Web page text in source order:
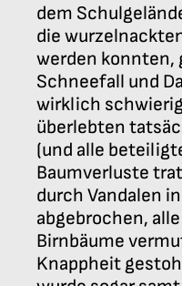
dem
die
werden konnten,
Schneefall und
wirklich
überlebten
(und alle
Baumverluste
durch Vandalen
abgebrochen,
Birnbäume
Knappheit